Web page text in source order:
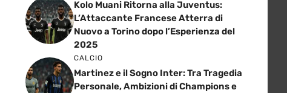
Kolo Muani Ritorna alla Juventus:
L’Attaccante Francese Atterra di
Nuovo a Torino dopo l’Esperienza del
2025
CALCIO
Martinez e il Sogno Inter: Tra Tragedia
Personale, Ambizioni di Champions e